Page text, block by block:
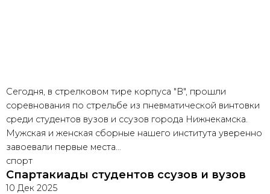
Сегодня, в стрелковом тире корпуса "В", прошли
соревнования по стрельбе из пневматической винтовки
среди студентов вузов и ссузов города Нижнекамска.
Мужская и женская сборные нашего института уверенно
завоевали первые места…
спорт
Спартакиады студентов ссузов и вузов
10 Дек 2025